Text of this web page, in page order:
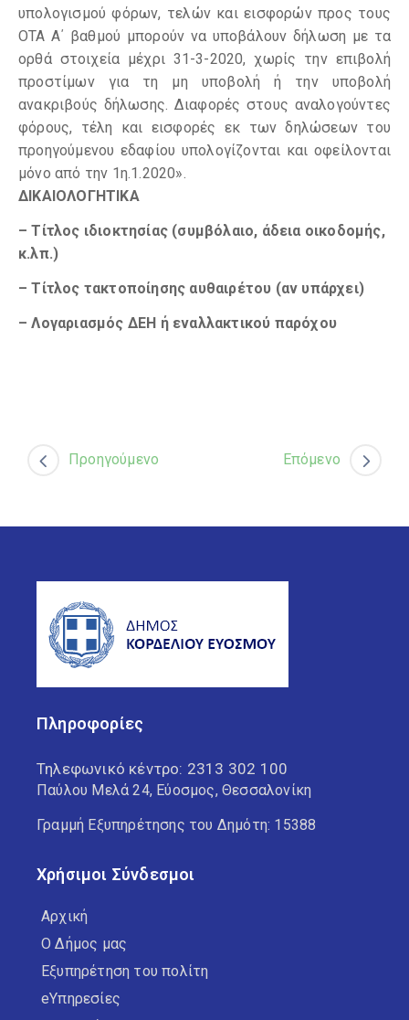
υπολογισµού φόρων, τελών και εισφορών προς τους
ΟΤΑ Α΄ βαθµού µπορούν να υποβάλουν δήλωση µε τα
ορθά στοιχεία µέχρι 31-3-2020, χωρίς την επιβολή
προστίµων για τη µη υποβολή ή την υποβολή
ανακριβούς δήλωσης. Διαφορές στους αναλογούντες
φόρους, τέλη και εισφορές εκ των δηλώσεων του
προηγούµενου εδαφίου υπολογίζονται και οφείλονται
µόνο από την 1η.1.2020».
ΔΙΚΑΙΟΛΟΓΗΤΙΚΑ
– Τίτλος ιδιοκτησίας (συμβόλαιο, άδεια οικοδομής,
κ.λπ.)
– Tίτλος τακτοποίησης αυθαιρέτου (αν υπάρχει)
– Λογαριασμός ΔΕΗ ή εναλλακτικού παρόχου
Προηγούμενο Επόμενο
Πληροφορίες
Τηλεφωνικό κέντρο: 2313 302 100
Παύλου Μελά 24, Εύοσμος, Θεσσαλονίκη
Γραμμή Εξυπηρέτησης του Δημότη: 15388
Χρήσιμοι Σύνδεσμοι
Αρχική
Ο Δήμος μας
Εξυπηρέτηση του πολίτη
eΥπηρεσίες